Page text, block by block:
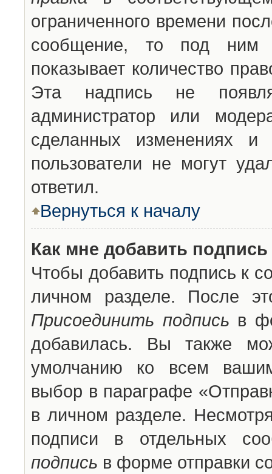
ограниченного времени
сообщение, то под ним
показывает количество
Эта надпись не
администратор или
сделанных изменениях
пользователи не могут
ответил.
Вернуться к началу
Как мне добавить
Чтобы добавить подпись к
личном разделе. После
Присоединить подпись в
добавилась. Вы также
умолчанию ко всем
выбор в параграфе
в личном разделе.
подписи в отдельных
подпись в форме отправки